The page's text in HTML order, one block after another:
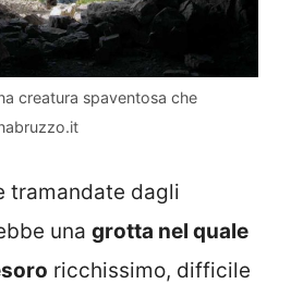
creatura spaventosa che
tramandate dagli
una grotta nel quale
ricchissimo, difficile